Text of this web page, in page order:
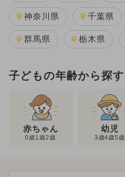
神奈川県 千葉県
群馬県 栃木県
子どもの年齢から探す
赤ちゃん
0歳1歳2歳
幼児
3歳4歳5歳